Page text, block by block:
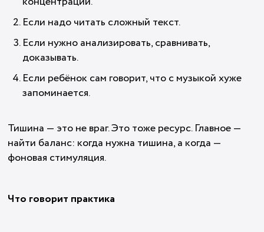
Если надо читать сложный текст.
Если нужно анализировать, сравнивать,
доказывать.
Если ребёнок сам говорит, что с музыкой хуже
запоминается.
Тишина — это не враг. Это тоже ресурс. Главное —
найти баланс: когда нужна тишина, а когда —
фоновая стимуляция.
Что говорит практика